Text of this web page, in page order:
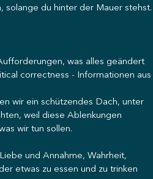
solange du hinter der Mauer stehst.
was alles geändert
correctness - Informationen aus
wir ein schützendes Dach, unter
weil diese Ablenkungen
wir tun sollen.
und Annahme, Wahrheit,
etwas zu essen und zu trinken